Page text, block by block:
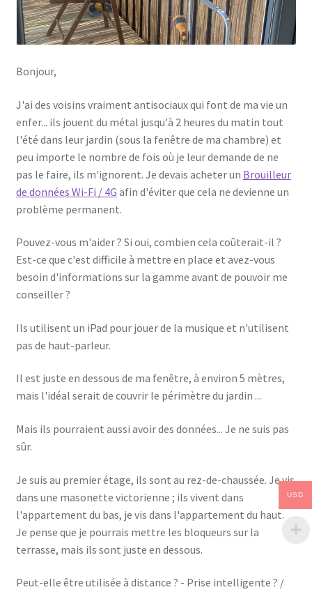
Bonjour,
J'ai des voisins vraiment antisociaux qui font de ma vie un
enfer... ils jouent du métal jusqu'à 2 heures du matin tout
l'été dans leur jardin (sous la fenêtre de ma chambre) et
peu importe le nombre de fois où je leur demande de ne
pas le faire, ils m'ignorent. Je devais acheter un Brouilleur
de données Wi-Fi / 4G afin d'éviter que cela ne devienne un
problème permanent.
Pouvez-vous m'aider ? Si oui, combien cela coûterait-il ?
Est-ce que c'est difficile à mettre en place et avez-vous
besoin d'informations sur la gamme avant de pouvoir me
conseiller ?
Ils utilisent un iPad pour jouer de la musique et n'utilisent
pas de haut-parleur.
Il est juste en dessous de ma fenêtre, à environ 5 mètres,
mais l'idéal serait de couvrir le périmètre du jardin ...
Mais ils pourraient aussi avoir des données... Je ne suis pas
sûr.
Je suis au premier étage, ils sont au rez-de-chaussée. Je vis
dans une masonette victorienne ; ils vivent dans
l'appartement du bas, je vis dans l'appartement du haut.
Je pense que je pourrais mettre les bloqueurs sur la
terrasse, mais ils sont juste en dessous.
Peut-elle être utilisée à distance ? - Prise intelligente ? /
USD